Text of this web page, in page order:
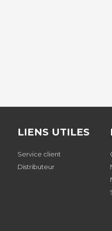
LIENS UTILES
Service client
Distributeur